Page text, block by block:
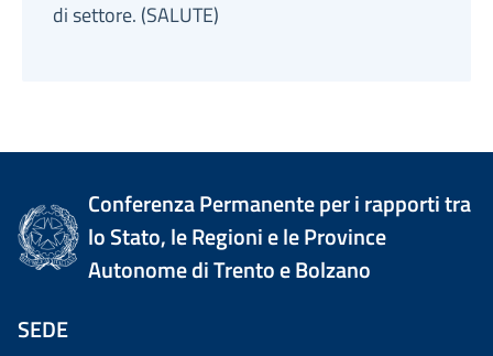
di settore. (SALUTE)
Conferenza Permanente per i rapporti tra
lo Stato, le Regioni e le Province
Autonome di Trento e Bolzano
SEDE